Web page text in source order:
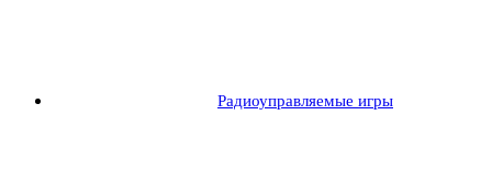
Радиоуправляемые игры